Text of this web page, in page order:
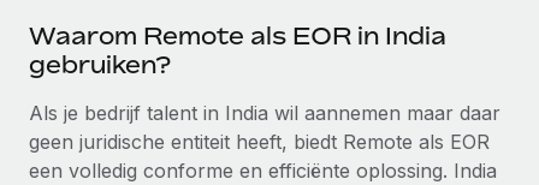
mobiele groeiadviessector, zet zich sinds 2016...
Waarom Remote als EOR in India
gebruiken?
Als je bedrijf talent in India wil aannemen maar daar
geen juridische entiteit heeft, biedt Remote als EOR
een volledig conforme en efficiënte oplossing. India